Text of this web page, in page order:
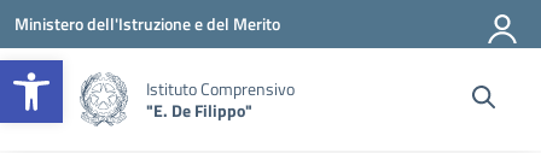
Apri la barra degli strumenti
Vai ai contenuti
Vai al menu di navigazione
Vai al footer
Ministero dell'Istruzione e del Merito
Istituto Comprensivo
"E. De Filippo"